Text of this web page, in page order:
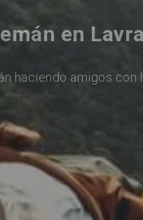
en
haciendo amigos con